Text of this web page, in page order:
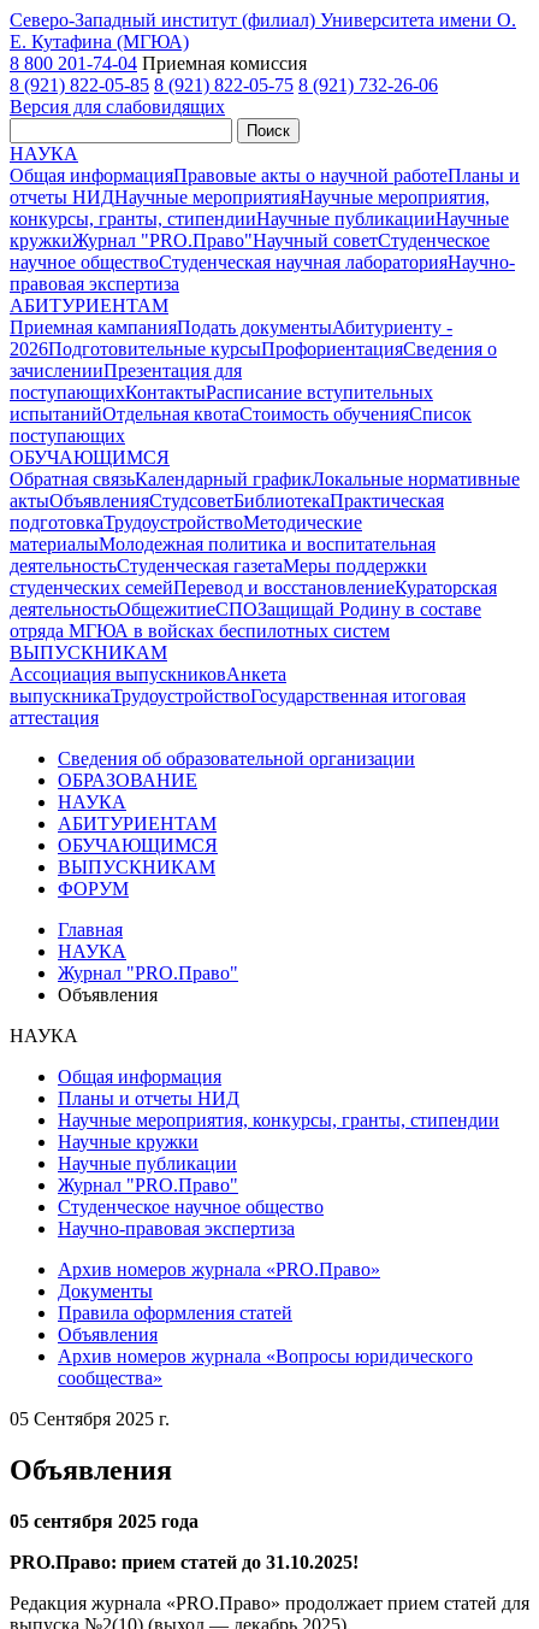
Северо-Западный институт (филиал) Университета имени О.
Е. Кутафина (МГЮА)
8 800 201-74-04 Приемная комиссия
8 (921) 822-05-85 8 (921) 822-05-75 8 (921) 732-26-06
Версия для слабовидящих
Поиск
НАУКА
Общая информацияПравовые акты о научной работеПланы и
отчеты НИДНаучные мероприятияНаучные мероприятия,
конкурсы, гранты, стипендииНаучные публикацииНаучные
кружкиЖурнал "PRO.Право"Научный советСтуденческое
научное обществоСтуденческая научная лабораторияНаучно-
правовая экспертиза
АБИТУРИЕНТАМ
Приемная кампанияПодать документыАбитуриенту -
2026Подготовительные курсыПрофориентацияСведения о
зачисленииПрезентация для
поступающихКонтактыРасписание вступительных
испытанийОтдельная квотаСтоимость обученияCписок
поступающих
ОБУЧАЮЩИМСЯ
Обратная связьКалендарный графикЛокальные нормативные
актыОбъявленияСтудсоветБиблиотекаПрактическая
подготовкаТрудоустройствоМетодические
материалыМолодежная политика и воспитательная
деятельностьСтуденческая газетаМеры поддержки
студенческих семейПеревод и восстановлениеКураторская
деятельностьОбщежитиеСПОЗащищай Родину в составе
отряда МГЮА в войсках беспилотных систем
ВЫПУСКНИКАМ
Ассоциация выпускниковАнкета
выпускникаТрудоустройствоГосударственная итоговая
аттестация
Сведения об образовательной организации
ОБРАЗОВАНИЕ
НАУКА
АБИТУРИЕНТАМ
ОБУЧАЮЩИМСЯ
ВЫПУСКНИКАМ
ФОРУМ
Главная
НАУКА
Журнал "PRO.Право"
Объявления
НАУКА
Общая информация
Планы и отчеты НИД
Научные мероприятия, конкурсы, гранты, стипендии
Научные кружки
Научные публикации
Журнал "PRO.Право"
Студенческое научное общество
Научно-правовая экспертиза
Архив номеров журнала «PRO.Право»
Документы
Правила оформления статей
Объявления
Архив номеров журнала «Вопросы юридического
сообщества»
05 Сентября 2025 г.
Объявления
05 сентября 2025 года
PRO.Право: прием статей до 31.10.2025!
Редакция журнала «PRO.Право» продолжает прием статей для
выпуска №2(10) (выход — декабрь 2025).